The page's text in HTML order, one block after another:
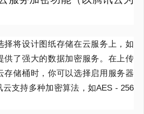
择将设计图纸存储在云服务上，如
供了强大的数据加密服务。在上传
存储桶时，你可以选择启用服务器
支持多种加密算法，如AES - 256